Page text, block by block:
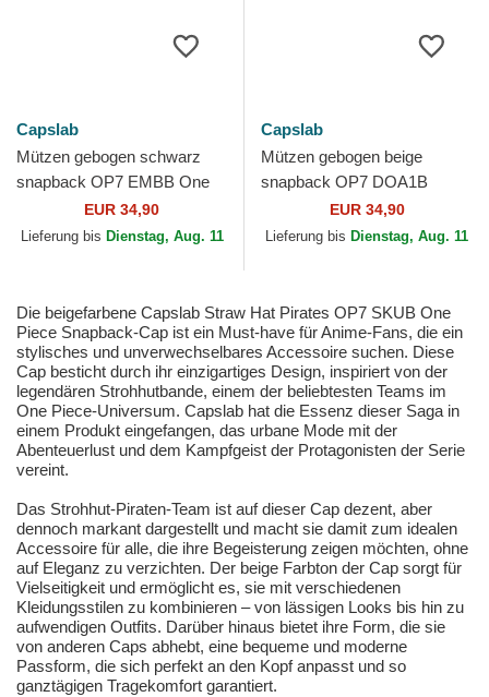
Capslab
Mützen gebogen schwarz
snapback OP7 EMBB One
Piece von Capslab
EUR 34,90
Lieferung bis Dienstag, Aug. 11
Capslab
Mützen gebogen beige
snapback OP7 DOA1B
Monkey D. Ruffy One Piece
von Capslab
EUR 34,90
Lieferung bis Dienstag, Aug. 11
Die beigefarbene Capslab Straw Hat Pirates OP7 SKUB One
Piece Snapback-Cap ist ein Must-have für Anime-Fans, die ein
stylisches und unverwechselbares Accessoire suchen. Diese
Cap besticht durch ihr einzigartiges Design, inspiriert von der
legendären Strohhutbande, einem der beliebtesten Teams im
One Piece-Universum. Capslab hat die Essenz dieser Saga in
einem Produkt eingefangen, das urbane Mode mit der
Abenteuerlust und dem Kampfgeist der Protagonisten der Serie
vereint.
Das Strohhut-Piraten-Team ist auf dieser Cap dezent, aber
dennoch markant dargestellt und macht sie damit zum idealen
Accessoire für alle, die ihre Begeisterung zeigen möchten, ohne
auf Eleganz zu verzichten. Der beige Farbton der Cap sorgt für
Vielseitigkeit und ermöglicht es, sie mit verschiedenen
Kleidungsstilen zu kombinieren – von lässigen Looks bis hin zu
aufwendigen Outfits. Darüber hinaus bietet ihre Form, die sie
von anderen Caps abhebt, eine bequeme und moderne
Passform, die sich perfekt an den Kopf anpasst und so
ganztägigen Tragekomfort garantiert.